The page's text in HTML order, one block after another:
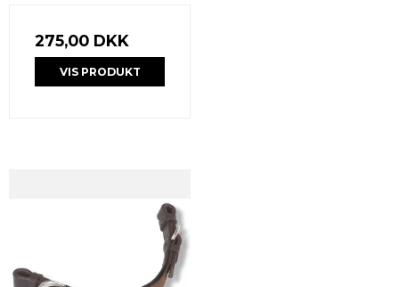
275,00 DKK
VIS PRODUKT